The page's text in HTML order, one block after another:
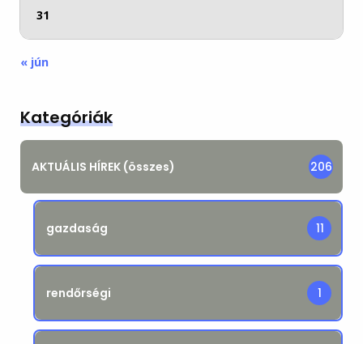
31
« jún
Kategóriák
AKTUÁLIS HÍREK (összes) 206
gazdaság 11
rendőrségi 1